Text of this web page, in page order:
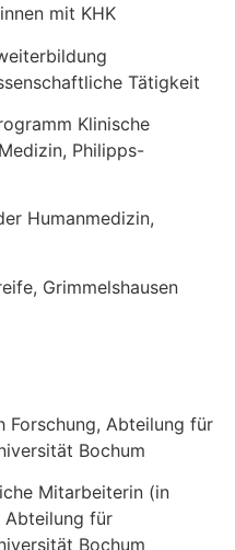
mit KHK
Tätigkeit
Klinische
Philipps-
Humanmedizin,
Grimmelshausen
Forschung, Abteilung für
Bochum
Mitarbeiterin (in
Abteilung für
Bochum